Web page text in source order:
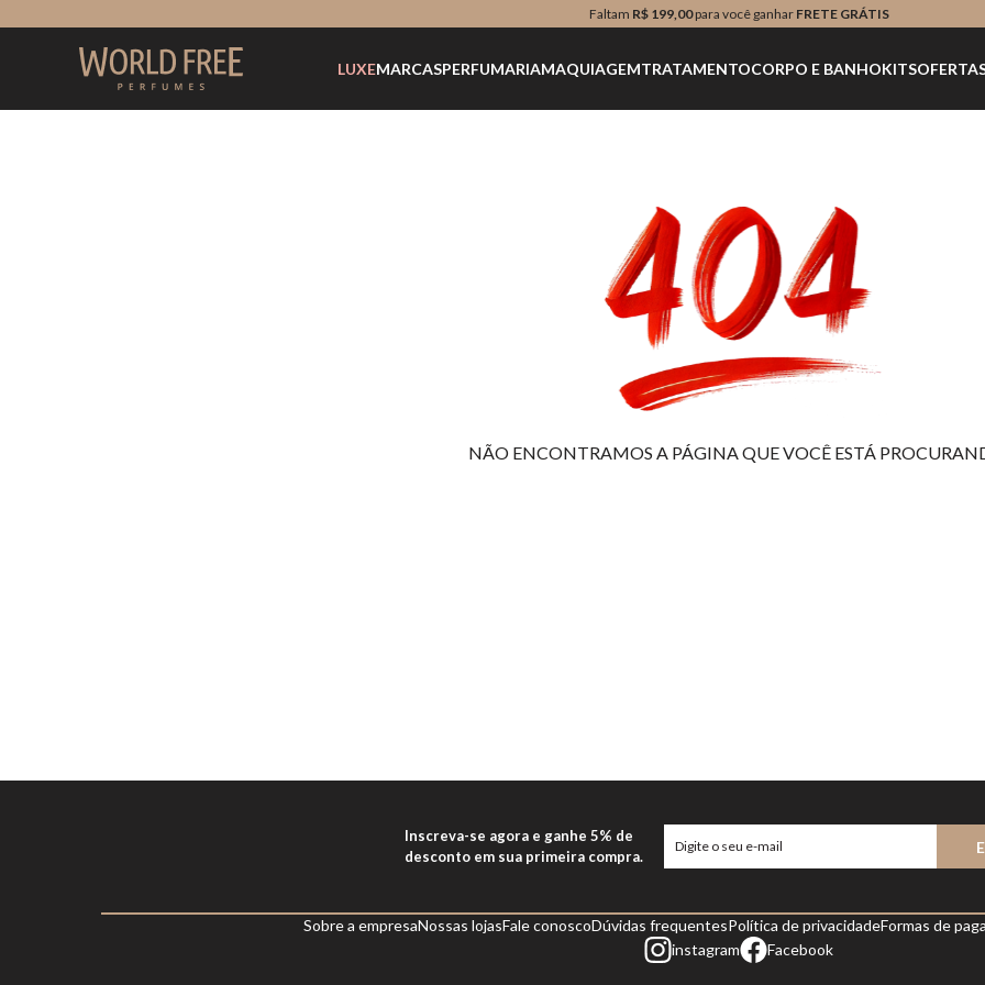
Faltam R$ 199,00para você ganhar FRETE GRÁTIS
LUXEMARCASPERFUMARIAMAQUIAGEMTRATAMENTOCORPO E BANHOKITS
NÃO ENCONTRAMOS A PÁGINA QUE VOCÊ ESTÁ
Inscreva-se agora e ganhe 5% de
desconto em sua primeira compra.
Sobre a empresaNossas lojasFale conoscoDúvidas frequentesPolítica de privacidadeFormas de
instagram
Facebook